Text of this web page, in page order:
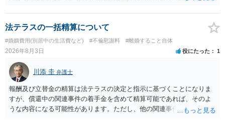
ことを窺わせるものです。）。ですから，慰謝料請求を進めることで
よいと思います。 ただ．慰謝料額については，婚姻破綻に至っていな
いとして，この点を考慮されることになるかもしれません。 ②夫との
今後のことを考えて書いてもらうか否かを検討するのがよいと思いま
す。今ある証拠以上のことを証明（証明力を強めることも含む）でき
るのであれば，前向きに検討を進めるという考え方でもよいでしょ
う。慰謝料請求としては証拠として使えることが前提であり，その価
値と夫との関係との均衡のように思います。 ③行政書士に委任をして
いるのであれば，どのような内容の委任なのか不明ですが，その行政
書士との協議になると思います。請求するか，訴訟にするか，その点
の見極めや，相手方は性交類似行為は認めているのか，それさえも否
法テラスの一括精算について
#婚姻費用(別居中の生活費など) #不倫慰謝料 #離婚すること自体
2026年8月3日 役にたった 1
川添 圭 弁護士
報酬及び立替金の精算は法テラスの決定と指示に基づくことになりま
すが、償還中の関連事件の着手金を含めて精算可能であれば、そのよ
うな内容になる可能性があります。ただし、他の関連事件でも相手方